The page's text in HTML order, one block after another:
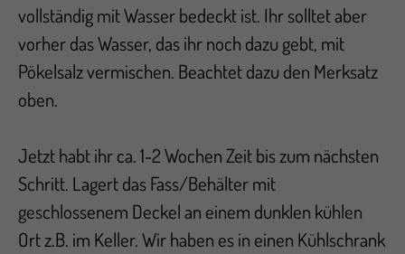
vollständig mit Wasser bedeckt ist. Ihr solltet aber
vorher das Wasser, das ihr noch dazu gebt, mit
Pökelsalz vermischen. Beachtet dazu den Merksatz
oben.
Jetzt habt ihr ca. 1-2 Wochen Zeit bis zum nächsten
Schritt. Lagert das Fass/Behälter mit
geschlossenem Deckel an einem dunklen kühlen
Ort z.B. im Keller. Wir haben es in einen Kühlschrank